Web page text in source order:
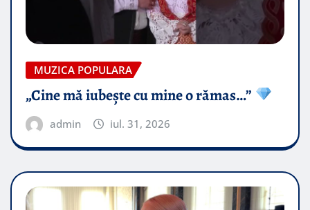
MUZICA POPULARA
„Cine mă iubește cu mine o rămas…”
admin iul. 31, 2026